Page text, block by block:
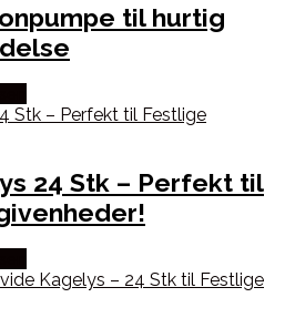
til hurtig
24 Stk – Perfekt til